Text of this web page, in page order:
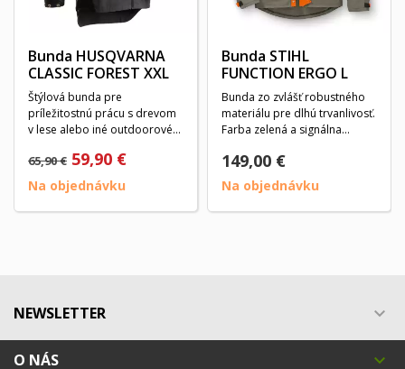
Bunda HUSQVARNA
CLASSIC FOREST XXL
Štýlová bunda pre
príležitostnú prácu s drevom
v lese alebo iné outdoorové
65,90 € 59,90 €
Na objednávku
Bunda STIHL
FUNCTION ERGO L
Bunda zo zvlášť robustného
materiálu pre dlhú trvanlivosť.
Farba zelená a signálna
149,00 €
Na objednávku
NEWSLETTER 
O NÁS 